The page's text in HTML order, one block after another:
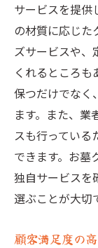
サービスを提供
の材質に応じた
ズサービスや、
くれるところも
保つだけでなく
ます。また、業
スも行っている
できます。お墓
独自サービスを
選ぶことが大切
顧客満足度の